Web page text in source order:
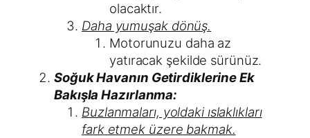
olacaktır.
Daha yumuşak dönüş.
Motorunuzu daha az
yatıracak şekilde sürünüz.
Soğuk Havanın Getirdiklerine Ek
Bakışla Hazırlanma:
Buzlanmaları, yoldaki ıslaklıkları
fark etmek üzere bakmak.